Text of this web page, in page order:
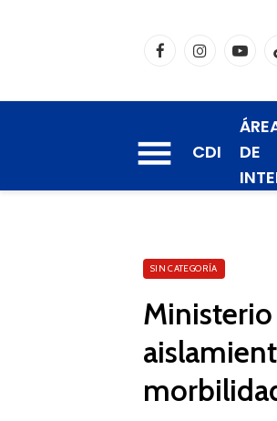
FacebookInstagram
CDI
DE
SIN CATEGORÍA